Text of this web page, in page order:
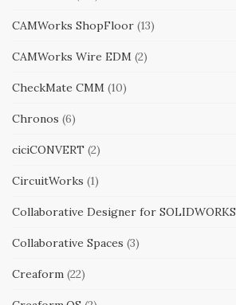
CAMWorks ShopFloor (13)
CAMWorks Wire EDM (2)
CheckMate CMM (10)
Chronos (6)
ciciCONVERT (2)
CircuitWorks (1)
Collaborative Designer for SOLIDWORKS
Collaborative Spaces (3)
Creaform (22)